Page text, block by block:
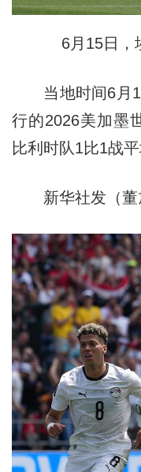
6月15日，
当地时间6月15
行的2026美加墨
比利时队1比1战平
新华社发（董